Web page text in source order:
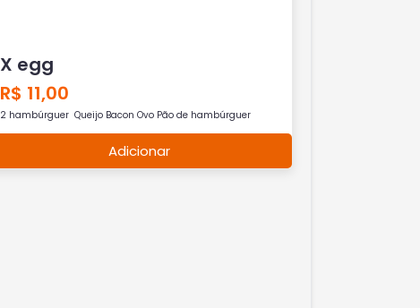
X egg
R$ 11,00
2 hambúrguer Queijo Bacon Ovo Pão de hambúrguer
Adicionar